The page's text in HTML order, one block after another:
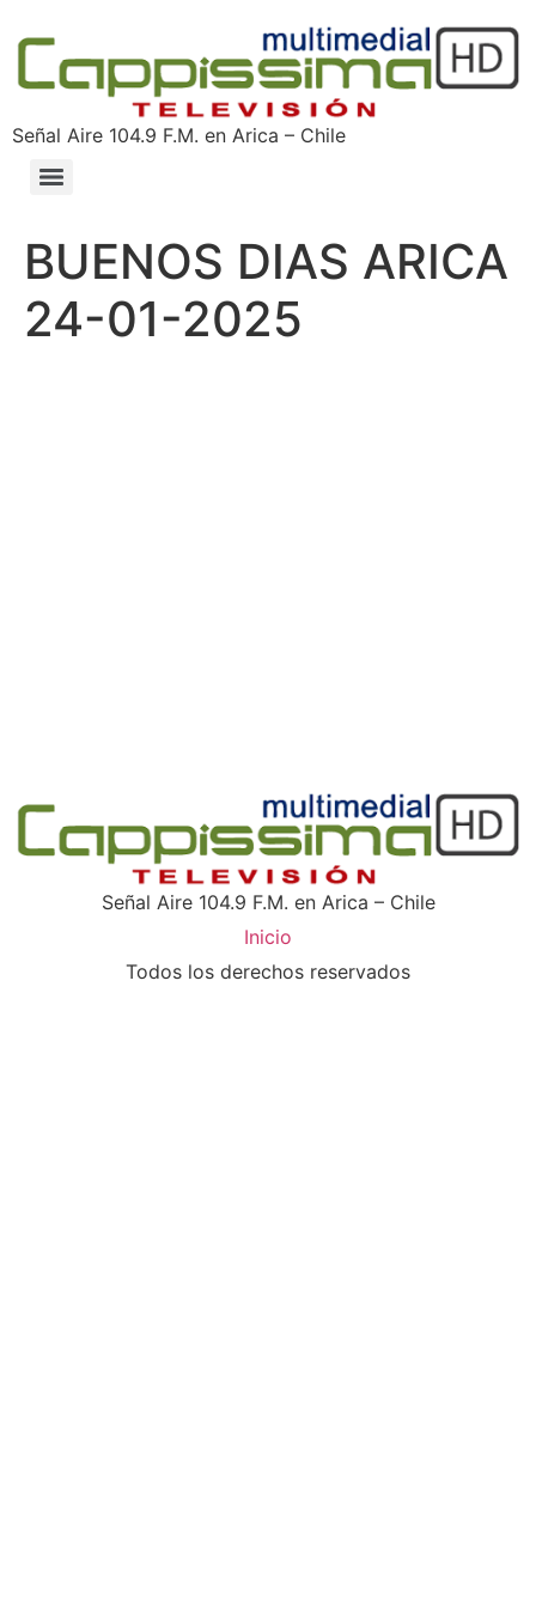
Señal Aire 104.9 F.M. en Arica – Chile
BUENOS DIAS ARICA
24-01-2025
Señal Aire 104.9 F.M. en Arica – Chile
Inicio
Todos los derechos reservados